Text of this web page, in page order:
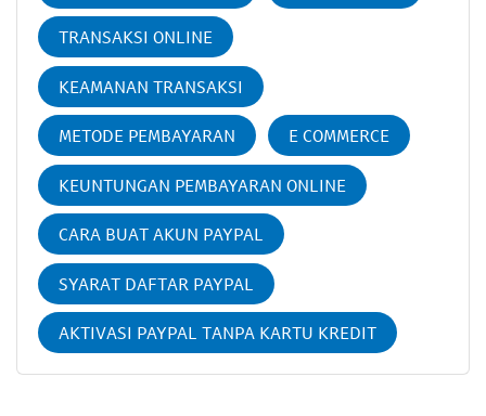
TRANSAKSI ONLINE
KEAMANAN TRANSAKSI
METODE PEMBAYARAN E COMMERCE
KEUNTUNGAN PEMBAYARAN ONLINE
CARA BUAT AKUN PAYPAL
SYARAT DAFTAR PAYPAL
AKTIVASI PAYPAL TANPA KARTU KREDIT